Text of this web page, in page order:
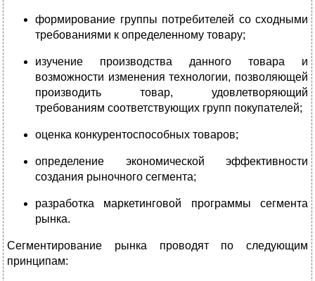
формирование группы потребителей со сходными
требованиями к определенному товару;
изучение производства данного товара и
возможности изменения технологии, позволяющей
производить товар, удовлетворяющий
требованиям соответствующих групп покупателей;
оценка конкурентоспособных товаров;
определение экономической эффективности
создания рыночного сегмента;
разработка маркетинговой программы сегмента
рынка.
Сегментирование рынка проводят по следующим
принципам: